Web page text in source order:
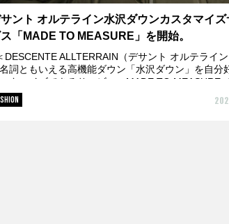
ント オルテライン水沢ダウンカスタマイズ
ス「MADE TO MEASURE」を開始。
DESCENTE ALLTERRAIN（デサント オルテライ
詞ともいえる高機能ダウン「水沢ダウン」を自分
スタマイズできるサービス＜MADE TO MEASURE（